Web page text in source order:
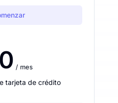
/ mes
tarjeta de crédito